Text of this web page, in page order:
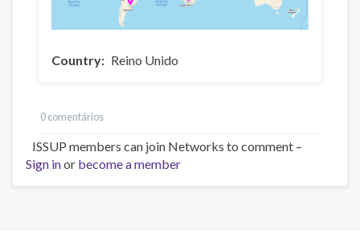
Country Reino Unido
0 comentários
ISSUP members can join Networks to comment –
Sign inor become a member